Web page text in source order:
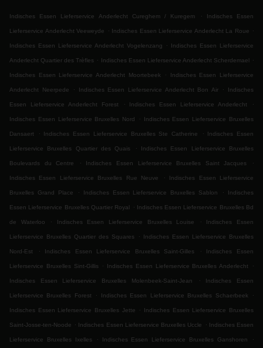
Indisches Essen Lieferservice Anderlecht Cureghem / Kuregem . Indisches Essen
Lieferservice Anderlecht Veeweyde . Indisches Essen Lieferservice Anderlecht La Roue .
Indisches Essen Lieferservice Anderlecht Vogelenzang . Indisches Essen Lieferservice
Anderlecht Quartier des Trèfles . Indisches Essen Lieferservice Anderlecht Scherdemael .
Indisches Essen Lieferservice Anderlecht Moortebeek . Indisches Essen Lieferservice
Anderlecht Neerpede . Indisches Essen Lieferservice Anderlecht Bon Air . Indisches
Essen Lieferservice Anderlecht Forest . Indisches Essen Lieferservice Anderlecht .
Indisches Essen Lieferservice Bruxelles Nord . Indisches Essen Lieferservice Bruxelles
Dansaert . Indisches Essen Lieferservice Bruxelles Ste Catherine . Indisches Essen
Lieferservice Bruxelles Quartier des Quais . Indisches Essen Lieferservice Bruxelles
Boulevards du Centre . Indisches Essen Lieferservice Bruxelles Saint Jacques .
Indisches Essen Lieferservice Bruxelles Rue Neuve . Indisches Essen Lieferservice
Bruxelles Grand Place . Indisches Essen Lieferservice Bruxelles Sablon . Indisches
Essen Lieferservice Bruxelles Quartier Royal . Indisches Essen Lieferservice Bruxelles Bd
de Waterloo . Indisches Essen Lieferservice Bruxelles Louise . Indisches Essen
Lieferservice Bruxelles Quartier des Squares . Indisches Essen Lieferservice Bruxelles
Nord-Est . Indisches Essen Lieferservice Bruxelles Saint-Gilles . Indisches Essen
Lieferservice Bruxelles Sint-Gillis . Indisches Essen Lieferservice Bruxelles Anderlecht .
Indisches Essen Lieferservice Bruxelles Molenbeek-Saint-Jean . Indisches Essen
Lieferservice Bruxelles Forest . Indisches Essen Lieferservice Bruxelles Schaerbeek .
Indisches Essen Lieferservice Bruxelles Jette . Indisches Essen Lieferservice Bruxelles
Saint-Josse-ten-Noode . Indisches Essen Lieferservice Bruxelles Uccle . Indisches Essen
Lieferservice Bruxelles Ixelles . Indisches Essen Lieferservice Bruxelles Ganshoren .